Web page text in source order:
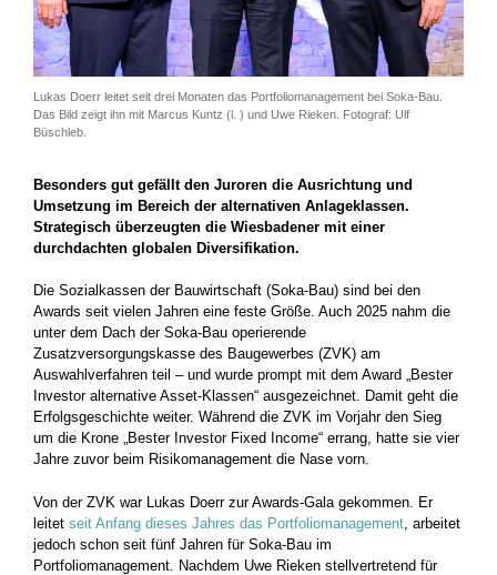
Lukas Doerr leitet seit drei Monaten das Portfoliomanagement bei Soka-Bau.
Das Bild zeigt ihn mit Marcus Kuntz (l. ) und Uwe Rieken. Fotograf: Ulf
Büschleb.
Besonders gut gefällt den Juroren die Ausrichtung und
Umsetzung im Bereich der alternativen Anlageklassen.
Strategisch überzeugten die Wiesbadener mit einer
durchdachten globalen Diversifikation.
Die Sozialkassen der Bauwirtschaft (Soka-Bau) sind bei den
Awards seit vielen Jahren eine feste Größe. Auch 2025 nahm die
unter dem Dach der Soka-Bau operierende
Zusatzversorgungskasse des Baugewerbes (ZVK) am
Auswahlverfahren teil – und wurde prompt mit dem Award „Bester
Investor alternative Asset-Klassen“ ausgezeichnet. Damit geht die
Erfolgsgeschichte weiter. Während die ZVK im Vorjahr den Sieg
um die Krone „Bester Investor Fixed Income“ errang, hatte sie vier
Jahre zuvor beim Risikomanagement die Nase vorn.
Von der ZVK war Lukas Doerr zur Awards-Gala gekommen. Er
leitet seit Anfang dieses Jahres das Portfoliomanagement , arbeitet
jedoch schon seit fünf Jahren für Soka-Bau im
Portfoliomanagement. Nachdem Uwe Rieken stellvertretend für